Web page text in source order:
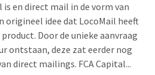
is en direct mail in de vorm van
origineel idee dat LocoMail heeft
Door de unieke aanvraag
ontstaan, deze zat eerder nog
direct mailings. FCA Capital...